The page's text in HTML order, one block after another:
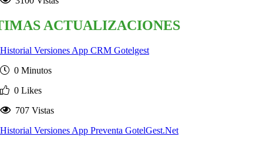
ACTUALIZACIONES
Historial Versiones App CRM Gotelgest
0 Minutos
0 Likes
707 Vistas
Historial Versiones App Preventa GotelGest.Net